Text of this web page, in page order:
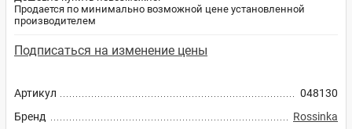
Артикул
048130
Бренд
Rossinka
Продается по минимально возможной цене установленной
производителем
Подписаться на изменение цены